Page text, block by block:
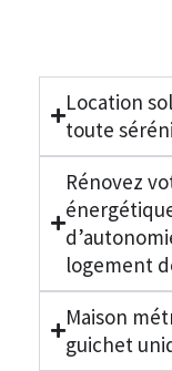
Location
toute
Rénovez
logement
Maison
guichet